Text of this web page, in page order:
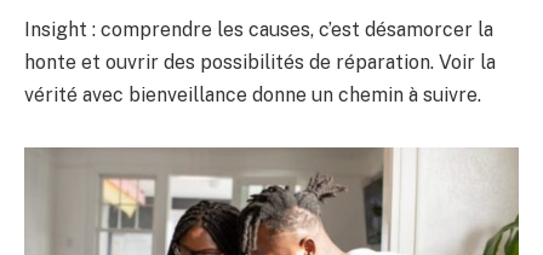
Insight : comprendre les causes, c’est désamorcer la
honte et ouvrir des possibilités de réparation. Voir la
vérité avec bienveillance donne un chemin à suivre.